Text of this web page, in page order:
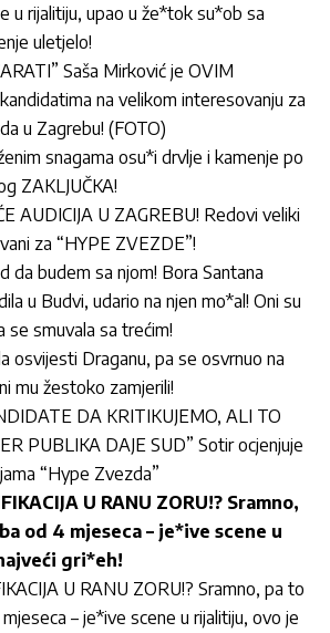
u rijalitiju, upao u že*tok su*ob sa
uletjelo!
Saša Mirković je OVIM
na velikom interesovanju za
u Zagrebu! (FOTO)
snagama osu*i drvlje i kamenje po
ZAKLJUČKA!
AUDICIJA U ZAGREBU! Redovi veliki
za “HYPE ZVEZDE”!
da budem sa njom! Bora Santana
u Budvi, udario na njen mo*al! Oni su
se smuvala sa trećim!
osvijesti Draganu, pa se osvrnuo na
mu žestoko zamjerili!
DA KRITIKUJEMO, ALI TO
PUBLIKA DAJE SUD” Sotir ocjenjuje
“Hype Zvezda”
U RANU ZORU!? Sramno,
od 4 mjeseca – je*ive scene u
gri*eh!
U RANU ZORU!? Sramno, pa to
– je*ive scene u rijalitiju, ovo je